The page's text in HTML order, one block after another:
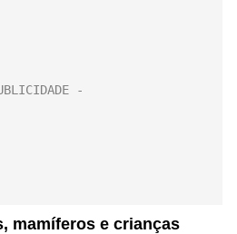
mamíferos e crianças